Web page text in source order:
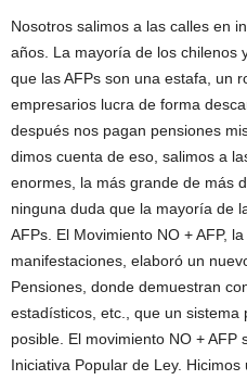
Nosotros salimos a las calles en
años. La mayoría de los chilenos
que las AFPs son una estafa, un
empresarios lucra de forma
después nos pagan pensiones
dimos cuenta de eso, salimos a
enormes, la más grande de más
ninguna duda que la mayoría de
AFPs. El Movimiento NO + AFP,
manifestaciones, elaboró un
Pensiones, donde demuestran
estadísticos, etc., que un sistema
posible. El movimiento NO + AFP
Iniciativa Popular de Ley.